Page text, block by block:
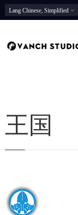
Lang Chinese, Simplified
王国